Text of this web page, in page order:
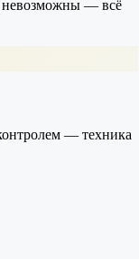
невозможны — всё
— техника